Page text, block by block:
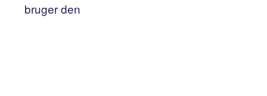
bruger den